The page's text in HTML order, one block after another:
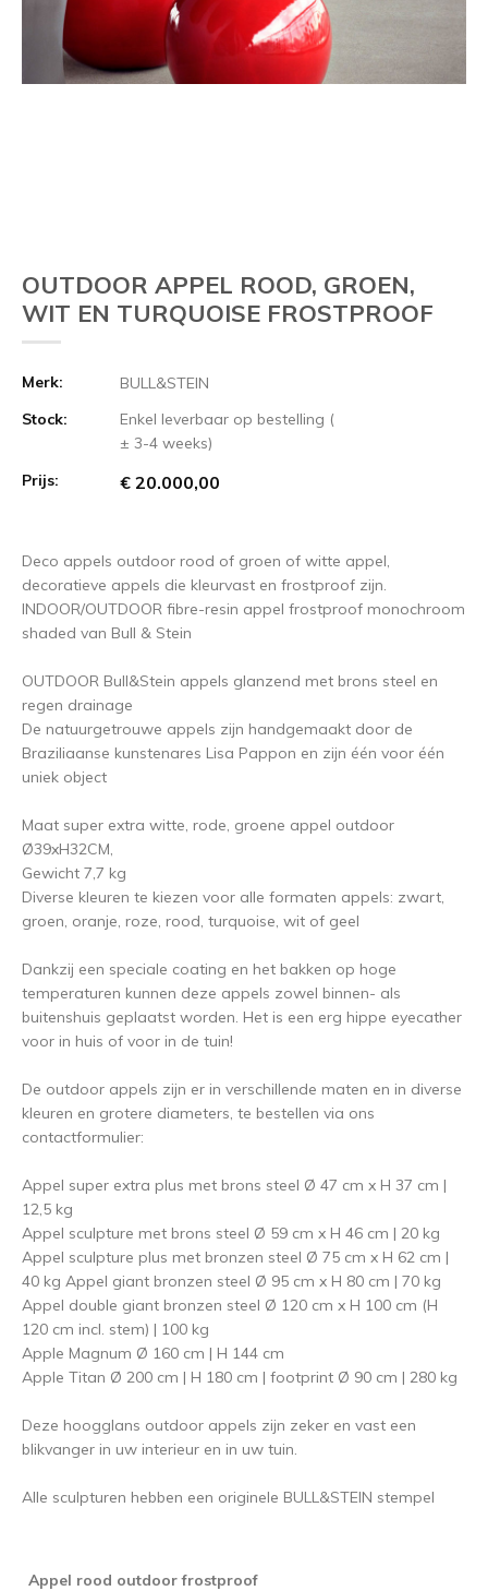
OUTDOOR APPEL ROOD, GROEN,
WIT EN TURQUOISE FROSTPROOF
Merk:
BULL&STEIN
Stock:
Enkel leverbaar op bestelling (
± 3-4 weeks)
Prijs:
€ 20.000,00
Deco appels outdoor rood of groen of witte appel,
decoratieve appels die kleurvast en frostproof zijn.
INDOOR/OUTDOOR fibre-resin appel frostproof monochroom
shaded van Bull & Stein
OUTDOOR Bull&Stein appels glanzend met brons steel en
regen drainage
De natuurgetrouwe appels zijn handgemaakt door de
Braziliaanse kunstenares Lisa Pappon en zijn één voor één
uniek object
Maat super extra witte, rode, groene appel outdoor
Ø39xH32CM,
Gewicht 7,7 kg
Diverse kleuren te kiezen voor alle formaten appels: zwart,
groen, oranje, roze, rood, turquoise, wit of geel
Dankzij een speciale coating en het bakken op hoge
temperaturen kunnen deze appels zowel binnen- als
buitenshuis geplaatst worden. Het is een erg hippe eyecather
voor in huis of voor in de tuin!
De outdoor appels zijn er in verschillende maten en in diverse
kleuren en grotere diameters, te bestellen via ons
contactformulier:
Appel super extra plus met brons steel Ø 47 cm x H 37 cm |
12,5 kg
Appel sculpture met brons steel Ø 59 cm x H 46 cm | 20 kg
Appel sculpture plus met bronzen steel Ø 75 cm x H 62 cm |
40 kg Appel giant bronzen steel Ø 95 cm x H 80 cm | 70 kg
Appel double giant bronzen steel Ø 120 cm x H 100 cm (H
120 cm incl. stem) | 100 kg
Apple Magnum Ø 160 cm | H 144 cm
Apple Titan Ø 200 cm | H 180 cm | footprint Ø 90 cm | 280 kg
Deze hoogglans outdoor appels zijn zeker en vast een
blikvanger in uw interieur en in uw tuin.
Alle sculpturen hebben een originele BULL&STEIN stempel
Appel rood outdoor frostproof